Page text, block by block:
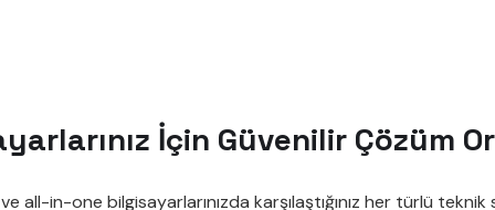
İçin Güvenilir Çözüm
all-in-one bilgisayarlarınızda karşılaştığınız her türlü